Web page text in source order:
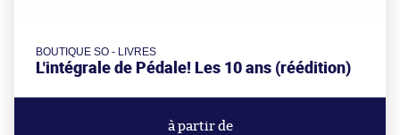
BOUTIQUE SO - LIVRES
L'intégrale de Pédale! Les 10 ans (réédition)
à partir de